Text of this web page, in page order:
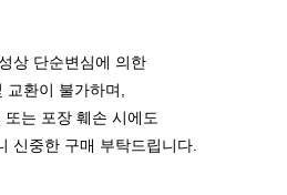
상 단순변심에 의한
교환이 불가하며,
또는 포장 훼손 시에도
신중한 구매 부탁드립니다.